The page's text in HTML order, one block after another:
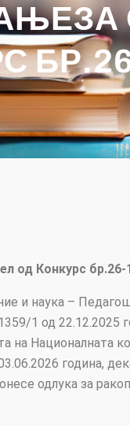
од Конкурс бр.26-
и наука –
1 од 22.12.2025
на Националната
година,
одлука за